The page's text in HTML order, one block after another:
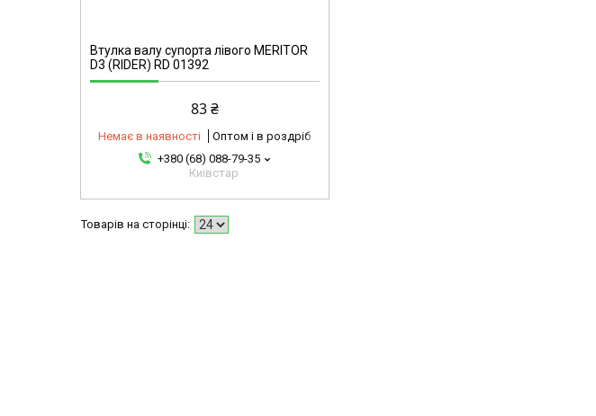
Втулка валу супорта лівого MERITOR
D3 (RIDER) RD 01392
83 ₴
Немає в наявності
Оптом і в роздріб
+380 (68) 088-79-35
Київстар